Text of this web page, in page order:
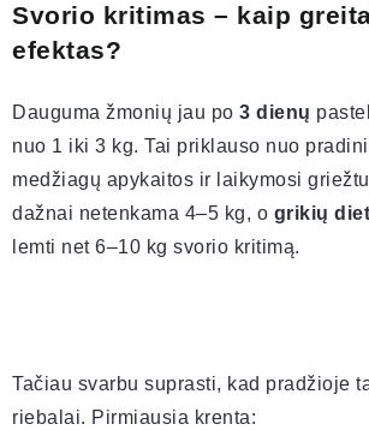
Svorio kritimas – kaip
efektas?
Dauguma žmonių jau po 3 dienų
nuo 1 iki 3 kg. Tai priklauso nuo
medžiagų apykaitos ir laikymosi
dažnai netenkama 4–5 kg, o grikių
lemti net 6–10 kg svorio kritimą.
Tačiau svarbu suprasti, kad pradžioje
riebalai. Pirmiausia krenta: